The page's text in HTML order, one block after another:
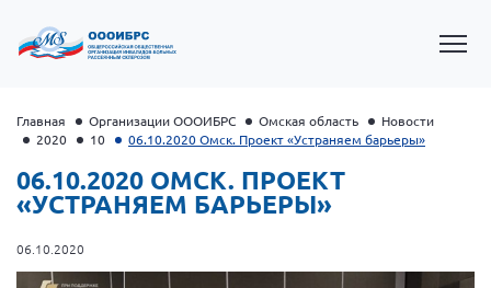
Главная Организации ОООИБРС Омская область
Новости
2020
10 06.10.2020 Омск. Проект «Устраняем барьеры»
06.10.2020 ОМСК. ПРОЕКТ
«УСТРАНЯЕМ БАРЬЕРЫ»
06.10.2020